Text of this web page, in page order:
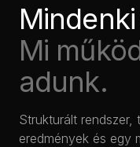
Mi
adunk.
Strukturált
eredmények és egy